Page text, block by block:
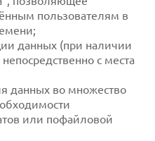
пользователям в
данных (при наличии
с места
данных во множество
или пофайловой